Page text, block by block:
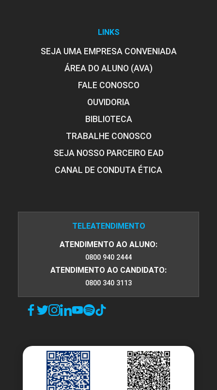
LINKS
SEJA UMA EMPRESA CONVENIADA
ÁREA DO ALUNO (AVA)
FALE CONOSCO
OUVIDORIA
BIBLIOTECA
TRABALHE CONOSCO
SEJA NOSSO PARCEIRO EAD
CANAL DE CONDUTA ÉTICA
TELEATENDIMENTO
ATENDIMENTO AO ALUNO:
0800 940 2444
ATENDIMENTO AO CANDIDATO:
0800 340 3113